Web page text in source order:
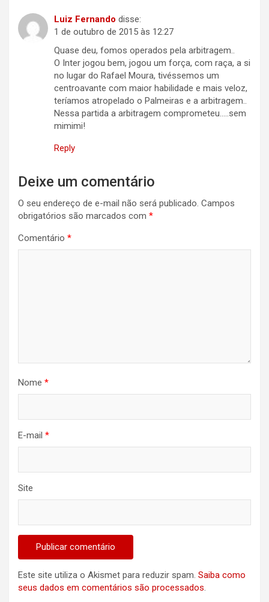
Luiz Fernando disse:
1 de outubro de 2015 às 12:27
Quase deu, fomos operados pela arbitragem..
O Inter jogou bem, jogou um força, com raça, a si
no lugar do Rafael Moura, tivéssemos um
centroavante com maior habilidade e mais veloz,
teríamos atropelado o Palmeiras e a arbitragem..
Nessa partida a arbitragem comprometeu…..sem
mimimi!
Reply
Deixe um comentário
O seu endereço de e-mail não será publicado. Campos
obrigatórios são marcados com *
Comentário *
Nome *
E-mail *
Site
Este site utiliza o Akismet para reduzir spam. Saiba como
seus dados em comentários são processados.